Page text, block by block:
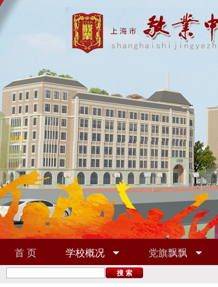
首 页 学校概况
党旗飘飘
敬业之家
校友之窗